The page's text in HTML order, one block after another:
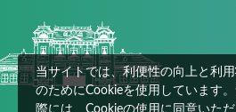
当サイトでは、利便性の向上と利
のためにCookieを使用しています
際には、Cookieの使用に同意いた